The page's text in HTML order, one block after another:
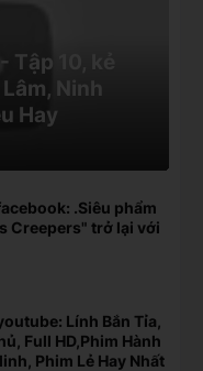
Tập 10, kẻ
Ninh
Hay
.Siêu phẩm
Creepers" trở lại với
Lính Bắn Tỉa,
Full HD,Phim Hành
Phim Lẻ Hay Nhất